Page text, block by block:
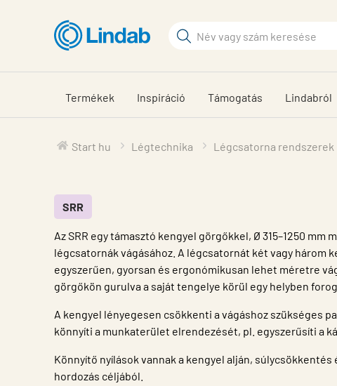
tartalomhoz
Keresési
keresése
Termékek Inspiráció Támogatás Lindabról
Start hu Légtechnika Légcsatorna rendszerek
SRR
Az SRR egy támasztó kengyel görgőkkel, Ø 315–1250 mm
légcsatornák vágásához. A légcsatornát két vagy három
egyszerűen, gyorsan és ergonómikusan lehet méretre
görgőkön gurulva a saját tengelye körül egy helyben forog.
A kengyel lényegesen csökkenti a vágáshoz szükséges
könnyíti a munkaterület elrendezését, pl. egyszerűsíti a
Könnyítő nyílások vannak a kengyel alján, súlycsökkentés
hordozás céljából.